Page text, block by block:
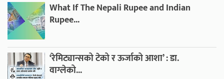
What If The Nepali Rupee and Indian
Rupee...
‘रेमिट्यान्सको टेको र ऊर्जाको आशा’ : डा.
वाग्लेको...